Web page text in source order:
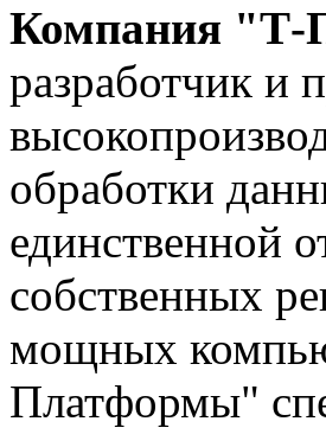
Компания
разработчик и
обработки
единственной
собственных
мощных
Платформы"